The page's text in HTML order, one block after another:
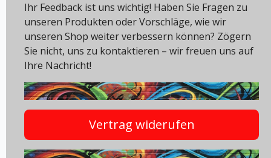
Ihr Feedback ist uns wichtig! Haben Sie Fragen zu
unseren Produkten oder Vorschläge, wie wir
unseren Shop weiter verbessern können? Zögern
Sie nicht, uns zu kontaktieren – wir freuen uns auf
Ihre Nachricht!
Vertrag widerufen